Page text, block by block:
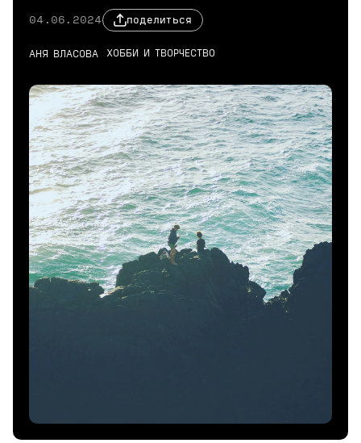
04.06.2024 поделиться
АНЯ ВЛАСОВА ХОББИ И ТВОРЧЕСТВО